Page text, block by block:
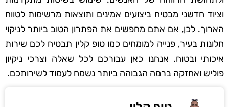
וציוד חדשני מבטיח ביצועים אמינים ותוצאות מרשימות לטווח
הארוך. לכן, אם אתם מחפשים את הפתרון הטוב ביותר לניקוי
חלונות בעיר, פנייה למומחים כמו טופ קלין תבטיח לכם שירות
איכותי ובטוח. אנחנו כאן עבורכם לכל שאלה וצרכי ניקיון
פוליש ואחזקה ברמה הגבוהה ביותר נשמח לעמוד לשירותכם.